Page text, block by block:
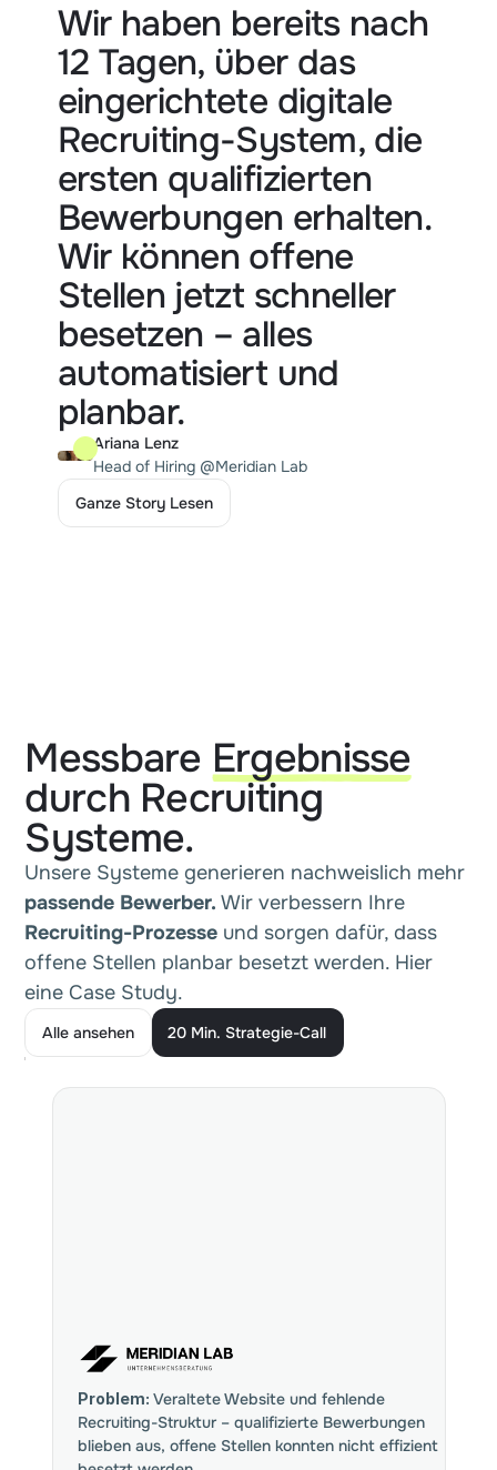
Wir haben bereits nach
12 Tagen, über das
eingerichtete digitale
Recruiting-System, die
ersten qualifizierten
Bewerbungen erhalten.
Wir können offene
Stellen jetzt schneller
besetzen – alles
automatisiert und
planbar.
Ariana Lenz
Head of Hiring @Meridian Lab
Ganze Story Lesen
Ganze Story Lesen
Messbare Ergebnisse
durch Recruiting
Systeme.
Unsere Systeme generieren nachweislich mehr
passende Bewerber. Wir verbessern Ihre
Recruiting-Prozesse und sorgen dafür, dass
offene Stellen planbar besetzt werden. Hier
eine Case Study.
Alle ansehen
Alle ansehen
20 Min. Strategie-Call
20 Min. Strategie-Call
Problem: Veraltete Website und fehlende
Recruiting-Struktur – qualifizierte Bewerbungen
blieben aus, offene Stellen konnten nicht effizient